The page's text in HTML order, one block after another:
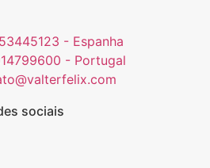
- Espanha
- Portugal
sociais